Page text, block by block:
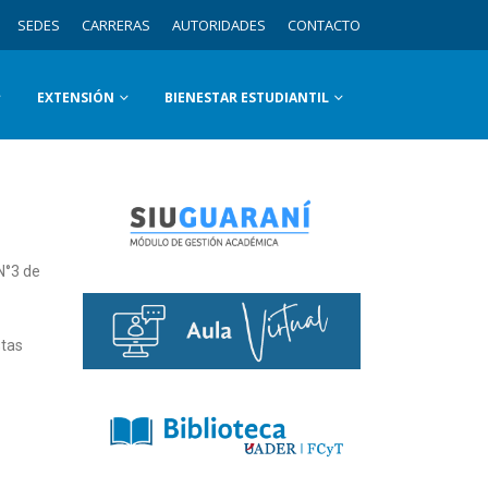
SEDES CARRERAS AUTORIDADES CONTACTO
EXTENSIÓN BIENESTAR ESTUDIANTIL
de